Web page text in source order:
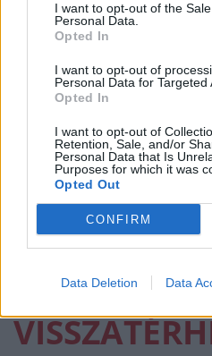
I want to opt-out of the
Personal Data.
Opted In
I want to opt-out of
Personal Data for Targeted
Opted In
I want to opt-out of
Retention, Sale, and/or
Personal Data that Is
Purposes for which it was
Opted Out
CONFIRM
Data Deletion Data
MMA
UTÁN
VEGASBAN